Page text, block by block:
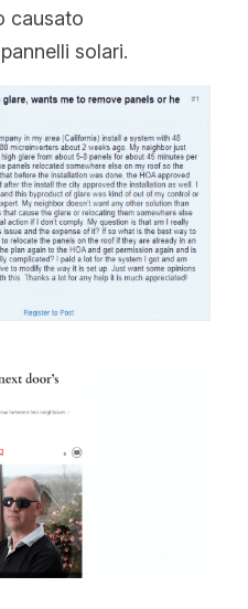
causato
solari.